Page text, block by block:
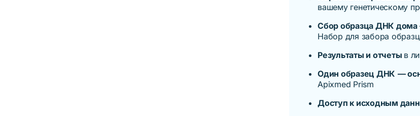
вашему генетическому
Сбор образца ДНК дома
Набор для забора
Результаты и отчеты в
Один образец ДНК —
Apixmed Prism
Доступ к исходным